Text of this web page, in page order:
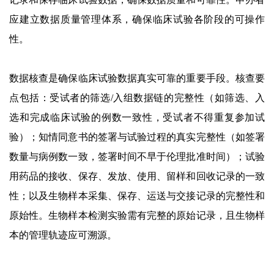
应建立数据质量管理体系，确保临床试验各阶段的可操作
性。
数据核查是确保临床试验数据真实可靠的重要手段。核查要
点包括：受试者的筛选/入组数据链的完整性（如筛选、入
选和完成临床试验的例数一致性，受试者不得重复参加试
验）；知情同意书的签署与试验过程的真实完整性（如签署
数量与病例数一致，签署时间不早于伦理批准时间）；试验
用药品的接收、保存、发放、使用、留样和回收记录的一致
性；以及生物样本采集、保存、运送与交接记录的完整性和
原始性。生物样本检测实验需有完整的原始记录，且生物样
本的管理轨迹应可溯源。